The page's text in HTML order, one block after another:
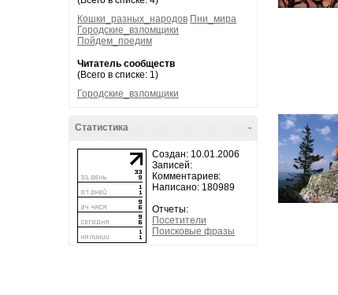
Кошки_разных_народов Пни_мира
Городские_взломщики
Пойдем_поедим
Читатель сообществ
(Всего в списке: 1)
Городские_взломщики
-
Статистика
Создан: 10.01.2006
Записей:
Комментариев:
Написано: 180989
Отчеты:
Посетители
Поисковые фразы